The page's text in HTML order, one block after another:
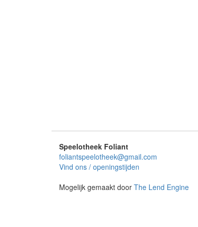
Speelotheek Foliant
foliantspeelotheek@gmail.com
Vind ons / openingstijden
Mogelijk gemaakt door The Lend Engine